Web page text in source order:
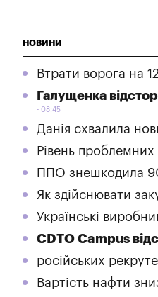
НОВИНИ
Втрати ворога на
Галущенка
08:45
Данія схвалила
Рівень проблемних
ППО знешкодила
Як здійснювати
Українські
CDTO Campus
російських
Вартість нафти